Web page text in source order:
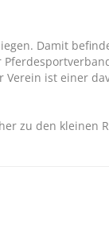
Damit
Verein ist einer
zu den kleinen